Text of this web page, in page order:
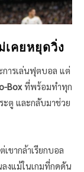
เคยหยุดวิ่ง
การเล่นฟุตบอล แต่
Boxที่พร้อมทำทุก
ะตู และกลับมาช่วย
ขากล้าเรียกบอล
งแม้ในเกมที่กดดัน